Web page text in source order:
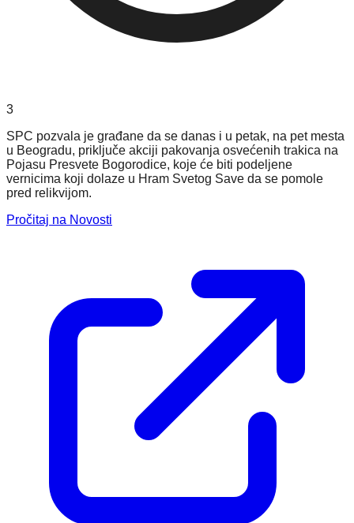
3
SPC pozvala je građane da se danas i u petak, na pet mesta
u Beogradu, priključe akciji pakovanja osvećenih trakica na
Pojasu Presvete Bogorodice, koje će biti podeljene
vernicima koji dolaze u Hram Svetog Save da se pomole
pred relikvijom.
Pročitaj na Novosti